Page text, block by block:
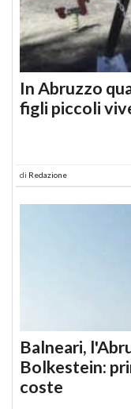
In Abruzzo
figli piccoli
di Redazione
Balneari,
Bolkestein:
coste